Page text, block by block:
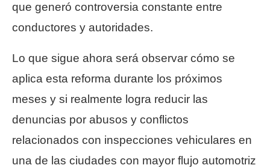
que generó controversia constante entre
conductores y autoridades.
Lo que sigue ahora será observar cómo se
aplica esta reforma durante los próximos
meses y si realmente logra reducir las
denuncias por abusos y conflictos
relacionados con inspecciones vehiculares en
una de las ciudades con mayor flujo automotriz